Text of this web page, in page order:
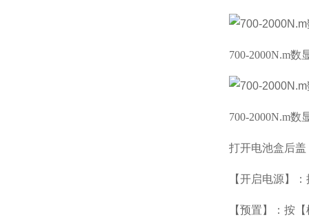
700-2000N.m数
700-2000N.m数
打开电池盒后
【开启电源】
【预置】：按